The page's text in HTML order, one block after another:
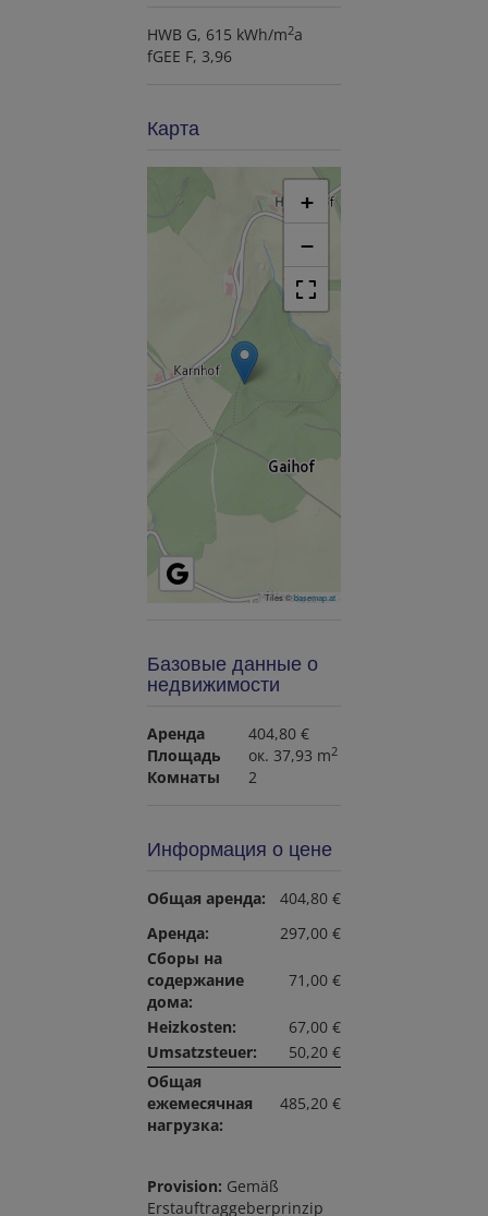
HWB G, 615 kWh/m2a
fGEE F, 3,96
Карта
+
−
Tiles ©basemap.at
Базовые данные о
недвижимости
Аренда
404,80 €
Площадь
ок. 37,93 m2
Комнаты 2
Информация о цене
Общая аренда:
404,80 €
Аренда:
297,00 €
Сборы на
содержание
дома:
71,00 €
Heizkosten:
67,00 €
Umsatzsteuer:
50,20 €
Общая
ежемесячная
нагрузка:
485,20 €
Provision: Gemäß
Erstauftraggeberprinzip